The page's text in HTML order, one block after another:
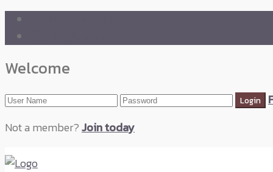
Welcome
Not a member?Join today